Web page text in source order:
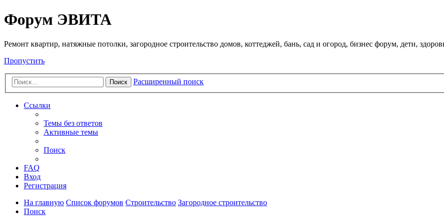
Регистрация
Форум ЭВИТА
Ремонт квартир, натяжные потолки, загородное строительство домов, коттеджей, бань, сад и огород, бизнес форум, дети,
Пропустить
Поиск Расширенный поиск
Ссылки
Темы без ответов
Активные темы
Поиск
FAQ
Вход
Регистрация
На главную Список форумов Строительство Загородное строительство
Поиск